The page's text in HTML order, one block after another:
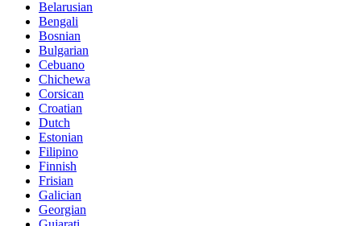
Belarusian
Bengali
Bosnian
Bulgarian
Cebuano
Chichewa
Corsican
Croatian
Dutch
Estonian
Filipino
Finnish
Frisian
Galician
Georgian